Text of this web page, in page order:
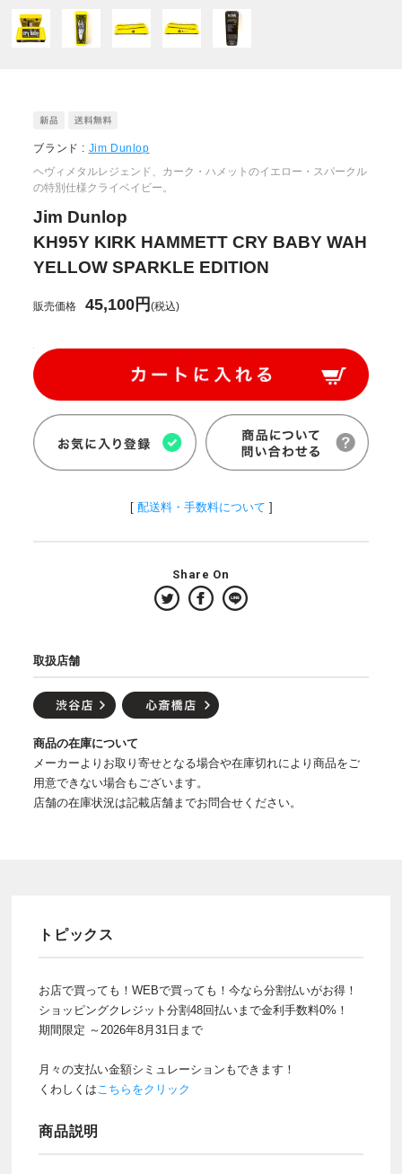
ブランド : Jim Dunlop
ヘヴィメタルレジェンド、カーク・ハメットのイエロー・スパークル
の特別仕様クライベイビー。
Jim Dunlop
KH95Y KIRK HAMMETT CRY BABY WAH
YELLOW SPARKLE EDITION
販売価格 45,100円(税込)
[ 配送料・手数料について ]
Share On
取扱店舗
商品の在庫について
メーカーよりお取り寄せとなる場合や在庫切れにより商品をご
用意できない場合もございます。
店舗の在庫状況は記載店舗までお問合せください。
トピックス
お店で買っても！WEBで買っても！今なら分割払いがお得！
ショッピングクレジット分割48回払いまで金利手数料0%！
期間限定 ～2026年8月31日まで
月々の支払い金額シミュレーションもできます！
くわしくはこちらをクリック
商品説明